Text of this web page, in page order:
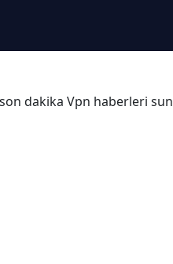
dakika Vpn haberleri